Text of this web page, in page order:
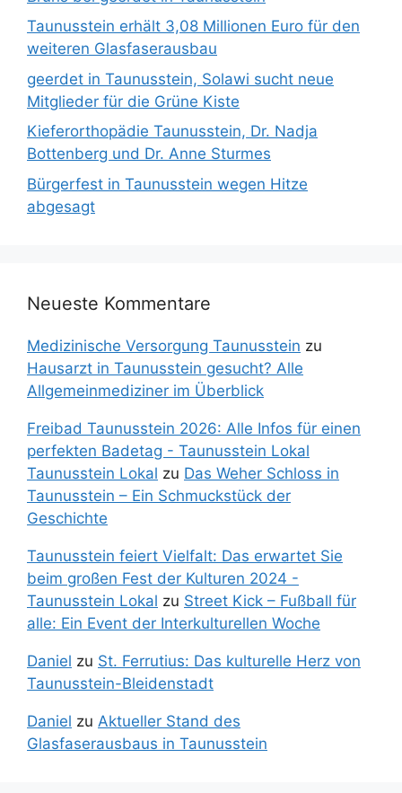
Taunusstein erhält 3,08 Millionen Euro für den
weiteren Glasfaserausbau
geerdet in Taunusstein, Solawi sucht neue
Mitglieder für die Grüne Kiste
Kieferorthopädie Taunusstein, Dr. Nadja
Bottenberg und Dr. Anne Sturmes
Bürgerfest in Taunusstein wegen Hitze
abgesagt
Neueste Kommentare
Medizinische Versorgung Taunusstein zu
Hausarzt in Taunusstein gesucht? Alle
Allgemeinmediziner im Überblick
Freibad Taunusstein 2026: Alle Infos für einen
perfekten Badetag - Taunusstein Lokal
Taunusstein Lokal zu Das Weher Schloss in
Taunusstein – Ein Schmuckstück der
Geschichte
Taunusstein feiert Vielfalt: Das erwartet Sie
beim großen Fest der Kulturen 2024 -
Taunusstein Lokal zu Street Kick – Fußball für
alle: Ein Event der Interkulturellen Woche
Daniel zu St. Ferrutius: Das kulturelle Herz von
Taunusstein-Bleidenstadt
Daniel zu Aktueller Stand des
Glasfaserausbaus in Taunusstein